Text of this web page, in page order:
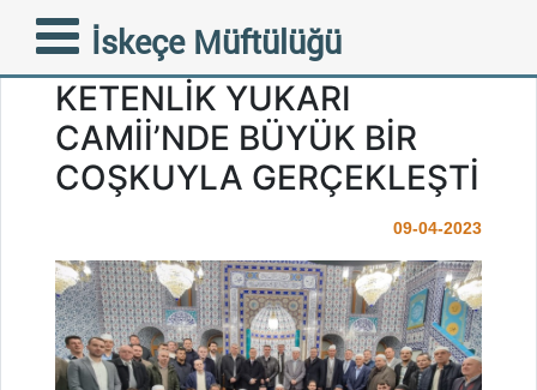
İskeçe Müftülüğü
ÇOCUK VE GENÇLİK
İFTARLARININ ALTINCISI
KETENLİK YUKARI
CAMİİ’NDE BÜYÜK BİR
COŞKUYLA GERÇEKLEŞTİ
09-04-2023